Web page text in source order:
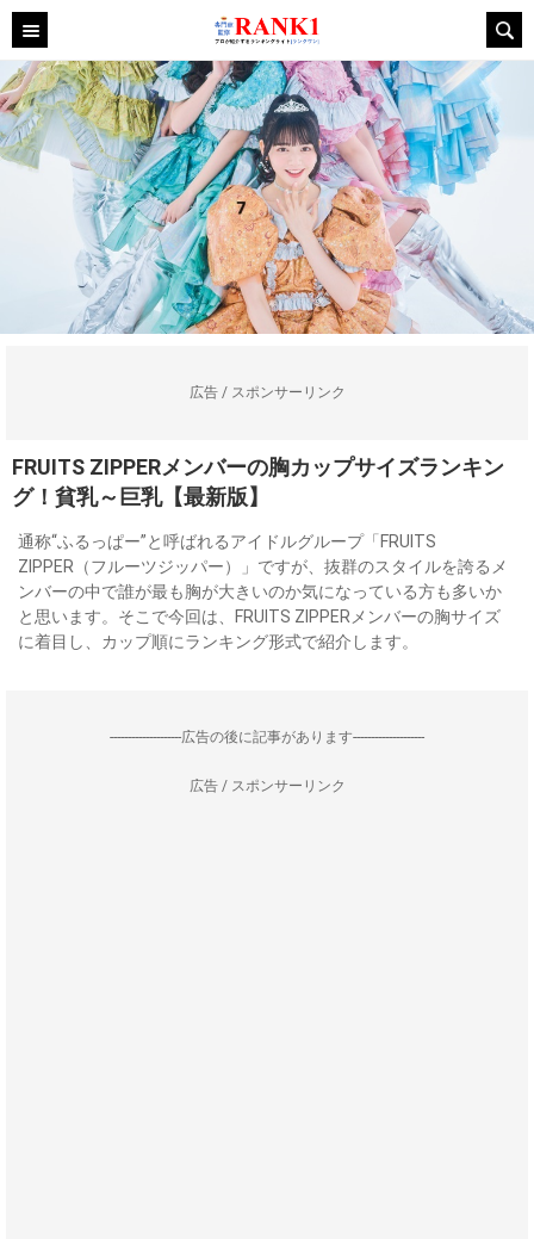
広告 / スポンサーリンク
FRUITS ZIPPERメンバーの胸カップサイズランキン
グ！貧乳～巨乳【最新版】
通称“ふるっぱー”と呼ばれるアイドルグループ「FRUITS
ZIPPER（フルーツジッパー）」ですが、抜群のスタイルを誇るメ
ンバーの中で誰が最も胸が大きいのか気になっている方も多いか
と思います。そこで今回は、FRUITS ZIPPERメンバーの胸サイズ
に着目し、カップ順にランキング形式で紹介します。
--------------------広告の後に記事があります--------------------
広告 / スポンサーリンク